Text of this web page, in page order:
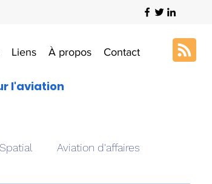
Liens À propos Contact
l'aviation
Spatial Aviation d'affaires